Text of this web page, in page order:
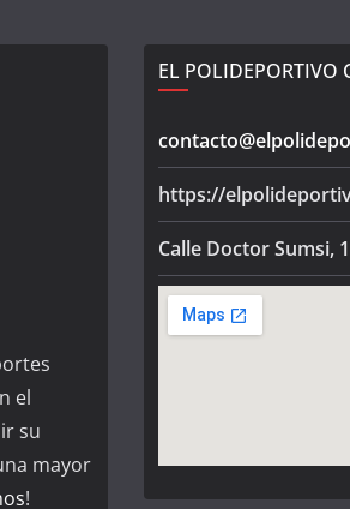
el
su
mayor
!
EL POLIDEPORTIVO
https://
Calle Doctor Sumsi,